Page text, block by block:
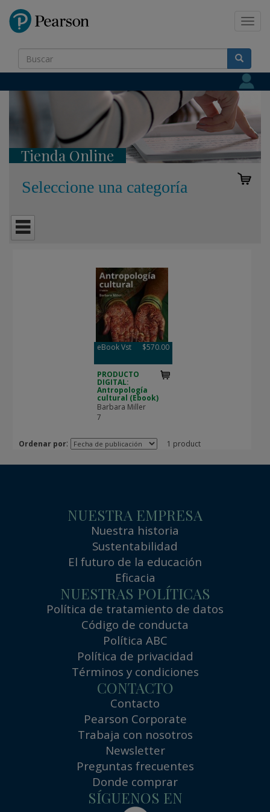
Tienda Online
Seleccione una categoría
eBook Vst $570.00
PRODUCTO
DIGITAL:
Antropología
cultural (Ebook)
Barbara Miller
7
Ordenar por: 1 product
NUESTRA EMPRESA
Nuestra historia
Sustentabilidad
El futuro de la educación
Eficacia
NUESTRAS POLÍTICAS
Política de tratamiento de datos
Código de conducta
Política ABC
Política de privacidad
Términos y condiciones
CONTACTO
Contacto
Pearson Corporate
Trabaja con nosotros
Newsletter
Preguntas frecuentes
Donde comprar
SÍGUENOS EN